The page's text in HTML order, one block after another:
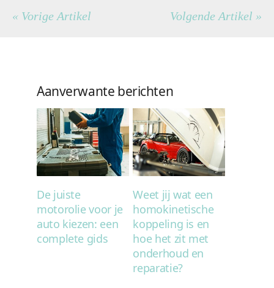
« Vorige Artikel Volgende Artikel »
Aanverwante berichten
De juiste
motorolie voor je
auto kiezen: een
complete gids
Weet jij wat een
homokinetische
koppeling is en
hoe het zit met
onderhoud en
reparatie?